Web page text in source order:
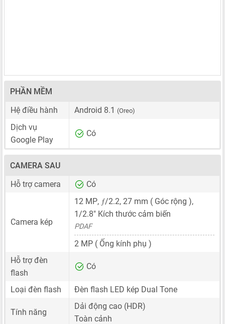
PHẦN MỀM
Hệ điều hành
Android 8.1 (Oreo)
Dịch vụ
Google Play
Có
CAMERA SAU
Hỗ trợ camera
Có
Camera kép
12 MP, ƒ/2.2, 27 mm ( Góc rộng ),
1/2.8" Kích thước cảm biến
PDAF
2 MP ( Ống kính phụ )
Hỗ trợ đèn
flash
Có
Loại đèn flash Đèn flash LED kép Dual Tone
Tính năng
Dải động cao (HDR)
Toàn cảnh